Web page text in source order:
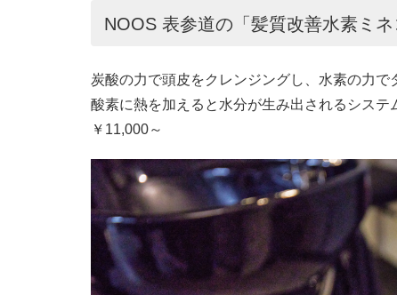
NOOS 表参道の「髪質改善水素ミネ
炭酸の力で頭皮をクレンジングし、水素の力
酸素に熱を加えると水分が生み出されるシステ
￥11,000～